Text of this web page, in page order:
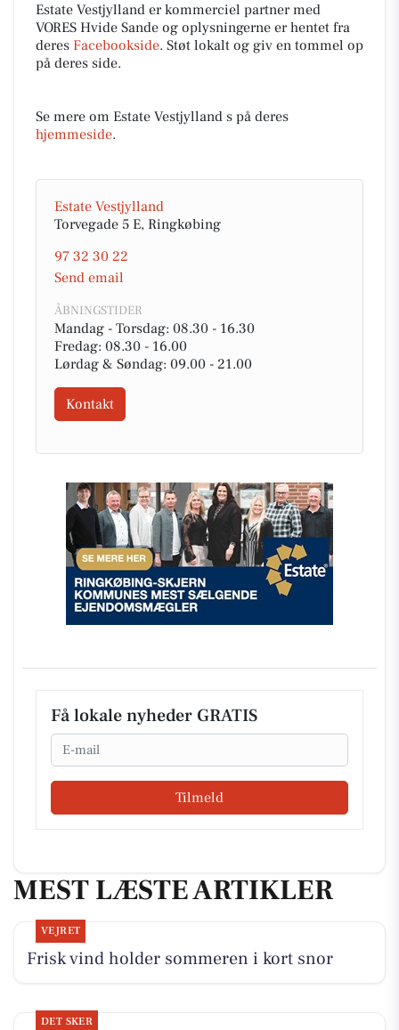
Estate Vestjylland er kommerciel partner med
VORES Hvide Sande og oplysningerne er hentet fra
deres Facebookside. Støt lokalt og giv en tommel op
på deres side.
Se mere om Estate Vestjylland s på deres
hjemmeside.
Estate Vestjylland
Torvegade 5 E, Ringkøbing
97 32 30 22
Send email
ÅBNINGSTIDER
Mandag - Torsdag: 08.30 - 16.30
Fredag: 08.30 - 16.00
Lørdag & Søndag: 09.00 - 21.00
Kontakt
Få lokale nyheder GRATIS
Email
Tilmeld
MEST LÆSTE ARTIKLER
VEJRET
Frisk vind holder sommeren i kort snor
DET SKER